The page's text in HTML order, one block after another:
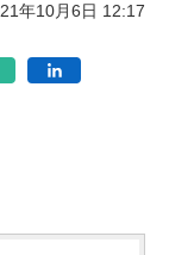
年10月6日 12:17